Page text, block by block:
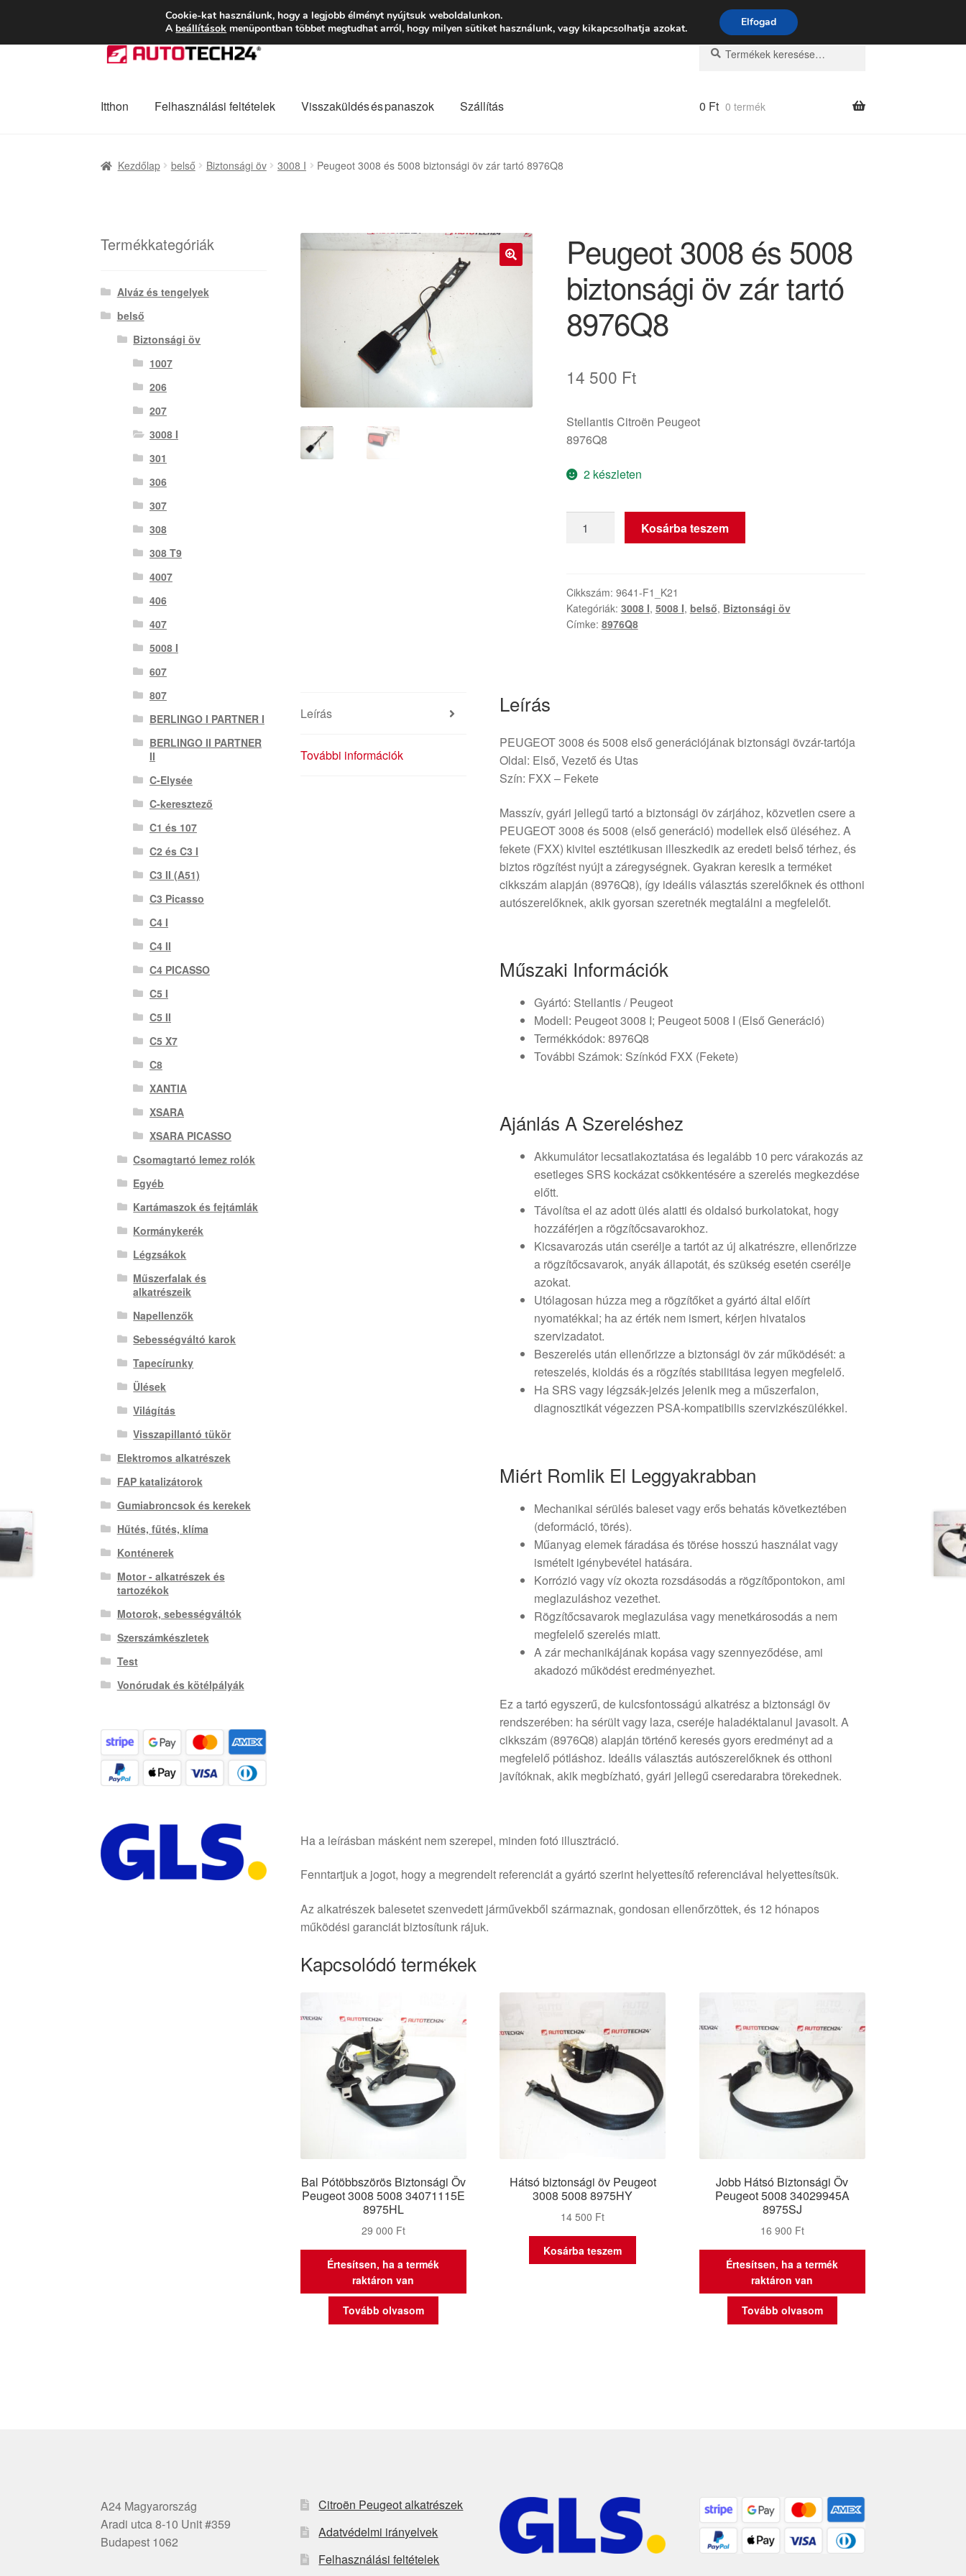
SZÁLLÍTÁS 2618 Ft-tól Hétfő-Péntek 9:00–16:0006 80 088 054
Ugrás
a
Kilépés
a
Keresés
Keresés
Itthon Felhasználási feltételek Visszaküldés és panaszok Szállítás 0 Ft 0 termék
Kezdőlap belső Biztonsági öv 3008 I Peugeot 3008 és 5008 biztonsági öv zár tartó 8976Q8
Peugeot 3008 és 5008
biztonsági öv zár tartó
8976Q8
14 500 Ft
Stellantis Citroën Peugeot
8976Q8
2 készleten
3008
biztonsági
öv
zár
Kosárba teszem
Cikkszám: 9641-F1_K21
Kategóriák: 3008 I, 5008 I, belső, Biztonsági öv
Címke: 8976Q8
Leírás
További információk
Leírás
PEUGEOT 3008 és 5008 első generációjának biztonsági övzár-tartója
Oldal: Első, Vezető és Utas
Szín: FXX – Fekete
Masszív, gyári jellegű tartó a biztonsági öv zárjához, közvetlen csere a
PEUGEOT 3008 és 5008 (első generáció) modellek első üléséhez. A
fekete (FXX) kivitel esztétikusan illeszkedik az eredeti belső térhez, és
biztos rögzítést nyújt a záregységnek. Gyakran keresik a terméket
cikkszám alapján (8976Q8), így ideális választás szerelőknek és otthoni
autószerelőknek, akik gyorsan szeretnék megtalálni a megfelelőt.
Műszaki Információk
Gyártó: Stellantis / Peugeot
Modell: Peugeot 3008 I; Peugeot 5008 I (Első Generáció)
Termékkódok: 8976Q8
További Számok: Színkód FXX (Fekete)
Ajánlás A Szereléshez
Akkumulátor lecsatlakoztatása és legalább 10 perc várakozás az
esetleges SRS kockázat csökkentésére a szerelés megkezdése
előtt.
Távolítsa el az adott ülés alatti és oldalsó burkolatokat, hogy
hozzáférjen a rögzítőcsavarokhoz.
Kicsavarozás után cserélje a tartót az új alkatrészre, ellenőrizze
a rögzítőcsavarok, anyák állapotát, és szükség esetén cserélje
azokat.
Utólagosan húzza meg a rögzítőket a gyártó által előírt
nyomatékkal; ha az érték nem ismert, kérjen hivatalos
szervizadatot.
Beszerelés után ellenőrizze a biztonsági öv zár működését: a
reteszelés, kioldás és a rögzítés stabilitása legyen megfelelő.
Ha SRS vagy légzsák-jelzés jelenik meg a műszerfalon,
diagnosztikát végezzen PSA-kompatibilis szervizkészülékkel.
Miért Romlik El Leggyakrabban
Mechanikai sérülés baleset vagy erős behatás következtében
(deformáció, törés).
Műanyag elemek fáradása és törése hosszú használat vagy
ismételt igénybevétel hatására.
Korrózió vagy víz okozta rozsdásodás a rögzítőpontokon, ami
meglazuláshoz vezethet.
Rögzítőcsavarok meglazulása vagy menetkárosodás a nem
megfelelő szerelés miatt.
A zár mechanikájának kopása vagy szennyeződése, ami
akadozó működést eredményezhet.
Ez a tartó egyszerű, de kulcsfontosságú alkatrész a biztonsági öv
rendszerében: ha sérült vagy laza, cseréje haladéktalanul javasolt. A
cikkszám (8976Q8) alapján történő keresés gyors eredményt ad a
megfelelő pótláshoz. Ideális választás autószerelőknek és otthoni
javítóknak, akik megbízható, gyári jellegű cseredarabra törekednek.
Ha a leírásban másként nem szerepel, minden fotó illusztráció.
Fenntartjuk a jogot, hogy a megrendelt referenciát a gyártó szerint helyettesítő referenciával helyettesítsük.
Az alkatrészek balesetet szenvedett járművekből származnak, gondosan ellenőrzöttek, és 12 hónapos
működési garanciát biztosítunk rájuk.
Kapcsolódó termékek
Bal Pótöbbszörös Biztonsági Öv
Peugeot 3008 5008 34071115E
8975HL
29 000 Ft
Értesítsen, ha a termék
raktáron van
Tovább olvasom
Hátsó biztonsági öv Peugeot
3008 5008 8975HY
14 500 Ft
Kosárba teszem
Jobb Hátsó Biztonsági Öv
Peugeot 5008 34029945A
8975SJ
16 900 Ft
Értesítsen, ha a termék
raktáron van
Tovább olvasom
Termékkategóriák
Alváz és tengelyek
belső
Biztonsági öv
1007
206
207
3008 I
301
306
307
308
308 T9
4007
406
407
5008 I
607
807
BERLINGO I PARTNER I
BERLINGO II PARTNER
II
C-Elysée
C-keresztező
C1 és 107
C2 és C3 I
C3 II (A51)
C3 Picasso
C4 I
C4 II
C4 PICASSO
C5 I
C5 II
C5 X7
C8
XANTIA
XSARA
XSARA PICASSO
Csomagtartó lemez rolók
Egyéb
Kartámaszok és fejtámlák
Kormánykerék
Légzsákok
Műszerfalak és
alkatrészeik
Napellenzők
Sebességváltó karok
Tapecírunky
Ülések
Világítás
Visszapillantó tükör
Elektromos alkatrészek
FAP katalizátorok
Gumiabroncsok és kerekek
Hűtés, fűtés, klíma
Konténerek
Motor - alkatrészek és
tartozékok
Motorok, sebességváltók
Szerszámkészletek
Test
Vonórudak és kötélpályák
A24 Magyarország
Aradi utca 8-10 Unit #359
Budapest 1062
Citroën Peugeot alkatrészek
Adatvédelmi irányelvek
Felhasználási feltételek
Cookie-kat használunk, hogy a legjobb élményt nyújtsuk weboldalunkon.
A beállítások menüpontban többet megtudhat arról, hogy milyen sütiket használunk, vagy kikapcsolhatja azokat. Elfogad